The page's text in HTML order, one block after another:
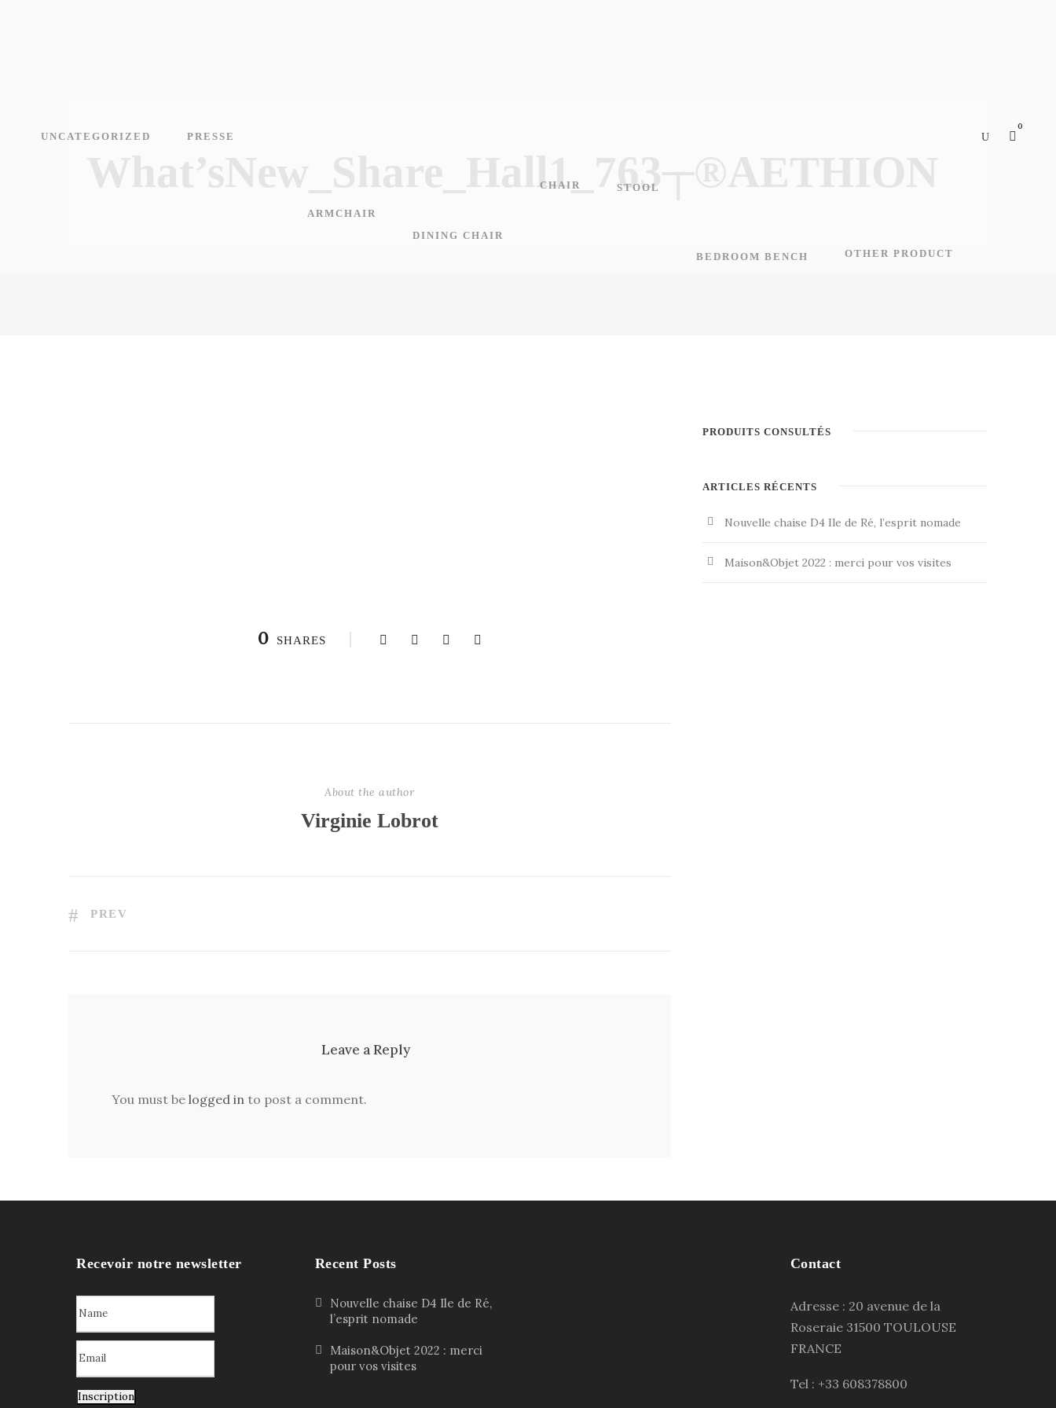
UNCATEGORIZED PRESSE
ARMCHAIR
DINING CHAIR
CHAIR STOOL
BEDROOM BENCH OTHER PRODUCT
0
What’sNew_Share_Hall1_763┬®AETHION
0 SHARES
About the author
Virginie Lobrot
PREV
Leave a Reply
You must be logged in to post a comment.
PRODUITS CONSULTÉS
ARTICLES RÉCENTS
Nouvelle chaise D4 Ile de Ré, l’esprit nomade
Maison&Objet 2022 : merci pour vos visites
Recevoir notre newsletter
Inscription
Recent Posts
Nouvelle chaise D4 Ile de Ré,
l’esprit nomade
Maison&Objet 2022 : merci
pour vos visites
Contact
Adresse : 20 avenue de la
Roseraie 31500 TOULOUSE
FRANCE
Tel : +33 608378800